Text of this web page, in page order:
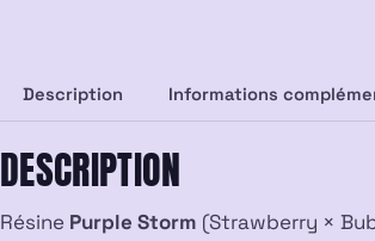
Description Informations
DESCRIPTION
Résine Purple Storm (Strawberry ×